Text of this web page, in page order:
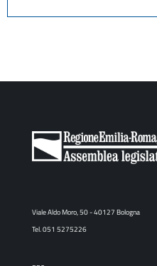
Viale Aldo Moro, 50 - 40127 Bologna
Tel. 051 5275226